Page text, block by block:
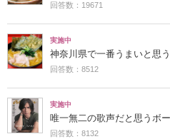
回答数：19671
実施中
神奈川県で一番うまいと思
回答数：8512
実施中
唯一無二の歌声だと思うボ
回答数：8132